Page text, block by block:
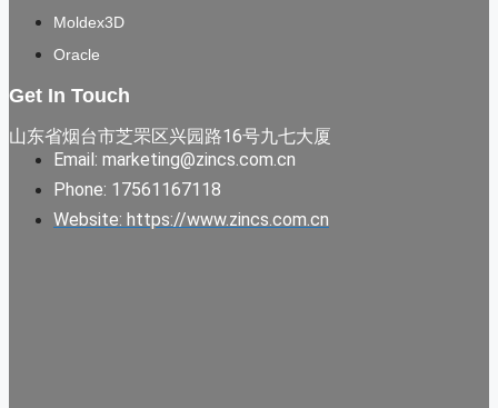
Moldex3D
Oracle
Get In Touch
山东省烟台市芝罘区兴园路16号九七大厦
Email: marketing@zincs.com.cn
Phone: 17561167118
Website: https://www.zincs.com.cn